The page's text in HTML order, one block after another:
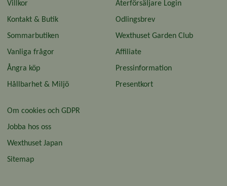
Villkor
Kontakt & Butik
Sommarbutiken
Vanliga frågor
Ångra köp
Hållbarhet & Miljö
Återförsäljare Login
Odlingsbrev
Wexthuset Garden Club
Affiliate
Pressinformation
Presentkort
Om cookies och GDPR
Jobba hos oss
Wexthuset Japan
Sitemap